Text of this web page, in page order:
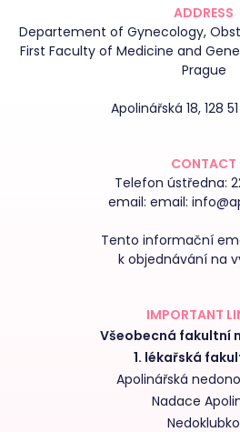
ADDRESS
Departement of Gynecology,
First Faculty of Medicine and
Prague
Apolinářská 18, 128
CONTACT
Telefon ústředna:
email: email:
Tento informační
k objednávání na
IMPORTANT
Všeobecná fakultní
1. lékařská
Apolinářská
Nadace
Nedoklubko